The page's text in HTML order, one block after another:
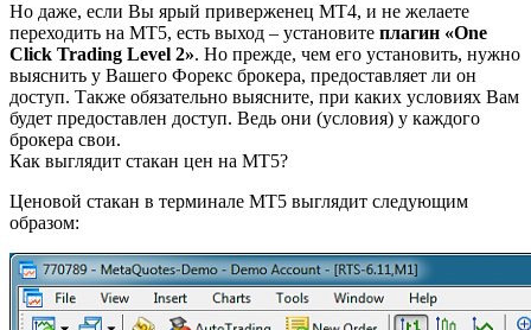
Но даже, если Вы ярый приверженец МТ4, и не желаете
переходить на МТ5, есть выход – установите плагин «Оne
Click Trading Level 2». Но прежде, чем его установить, нужно
выяснить у Вашего Форекс брокера, предоставляет ли он
доступ. Также обязательно выясните, при каких условиях Вам
будет предоставлен доступ. Ведь они (условия) у каждого
брокера свои.
Как выглядит стакан цен на МТ5?
Ценовой стакан в терминале МТ5 выглядит следующим
образом: